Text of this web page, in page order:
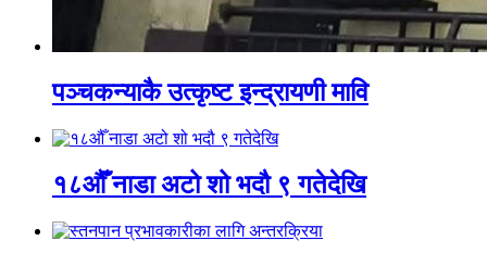
पञ्चकन्याकै उत्कृष्ट इन्द्रायणी मावि
१८औँ नाडा अटो शो भदौ ९ गतेदेखि